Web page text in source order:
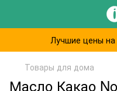
Лучшие цены на
Товары для дома
Масло Какао